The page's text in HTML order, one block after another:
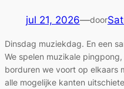
jul 21, 2026—door
Dinsdag muziekdag. En een
We spelen muzikale
borduren we voort op elkaars
alle mogelijke kanten